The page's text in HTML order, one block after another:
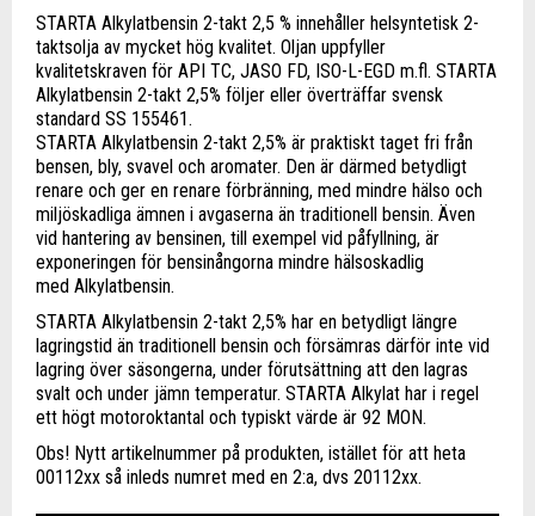
STARTA Alkylatbensin 2-takt 2,5 % innehåller helsyntetisk 2-
taktsolja av mycket hög kvalitet. Oljan uppfyller
kvalitetskraven för API TC, JASO FD, ISO-L-EGD m.fl. STARTA
Alkylatbensin 2-takt 2,5% följer eller överträffar svensk
standard SS 155461.
STARTA Alkylatbensin 2-takt 2,5% är praktiskt taget fri från
bensen, bly, svavel och aromater. Den är därmed betydligt
renare och ger en renare förbränning, med mindre hälso och
miljöskadliga ämnen i avgaserna än traditionell bensin. Även
vid hantering av bensinen, till exempel vid påfyllning, är
exponeringen för bensinångorna mindre hälsoskadlig
med Alkylatbensin.
STARTA Alkylatbensin 2-takt 2,5% har en betydligt längre
lagringstid än traditionell bensin och försämras därför inte vid
lagring över säsongerna, under förutsättning att den lagras
svalt och under jämn temperatur. STARTA Alkylat har i regel
ett högt motoroktantal och typiskt värde är 92 MON.
Obs! Nytt artikelnummer på produkten, istället för att heta
00112xx så inleds numret med en 2:a, dvs 20112xx.